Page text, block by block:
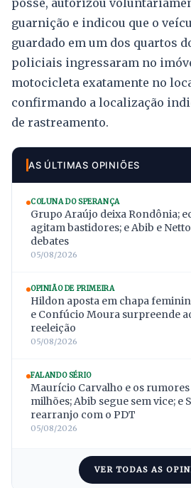
posse, autorizou
guarnição e indicou que o
guardado em um dos quartos
policiais ingressaram no
motocicleta exatamente no
confirmando a localização
de rastreamento.
AS ÚLTIMAS OPINIÕES
COLUNA DO SPERANÇA
Grupo Araújo deixa Rondônia;
agitam bastidores; e Abib e
debates
05/08/2026
OPINIÃO DE PRIMEIRA
Hildon aposta em chapa
e Confúcio Moura surpreende
reeleição
05/08/2026
FALANDO SÉRIO
Maurício Carvalho e os rumores
milhões; Abib segue sem vice; e
rearranjo com o PDT
05/08/2026
VER TODAS AS